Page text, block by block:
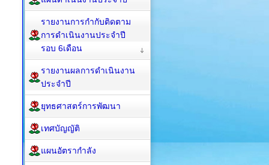
รายงานการกำกับติดตาม
การดำเนินงานประจำปี
รอบ 6เดือน
รายงานผลการดำเนินงาน
ประจำปี
ยุทธศาสตร์การพัฒนา
เทศบัญญัติ
แผนอัตรากำลัง